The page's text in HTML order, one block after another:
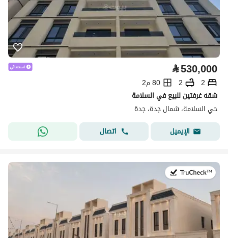
⃁530,000
2
2
80 م2
شقه غرفتين للبيع في السلامة
حي السلامة، شمال جدة، جدة
الإيميل
اتصال